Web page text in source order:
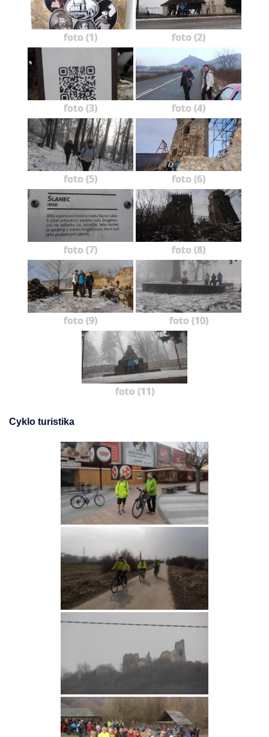
foto (1) foto (2)
foto (3) foto (4)
foto (5) foto (6)
foto (7) foto (8)
foto (9) foto (10)
foto (11)
Cyklo turistika